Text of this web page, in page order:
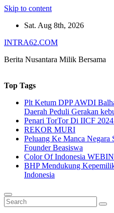
Skip to content
Sat. Aug 8th, 2026
INTRA62.COM
Berita Nusantara Milik Bersama
Top Tags
Plt Ketum DPP AWDI
Daerah Peduli Gerakan
Penari TorTor Di IICF
REKOR MURI
Peluang Ke Manca Negara
Founder Beasiswa
Color Of Indonesia
BHP Mendukung
Indonesia